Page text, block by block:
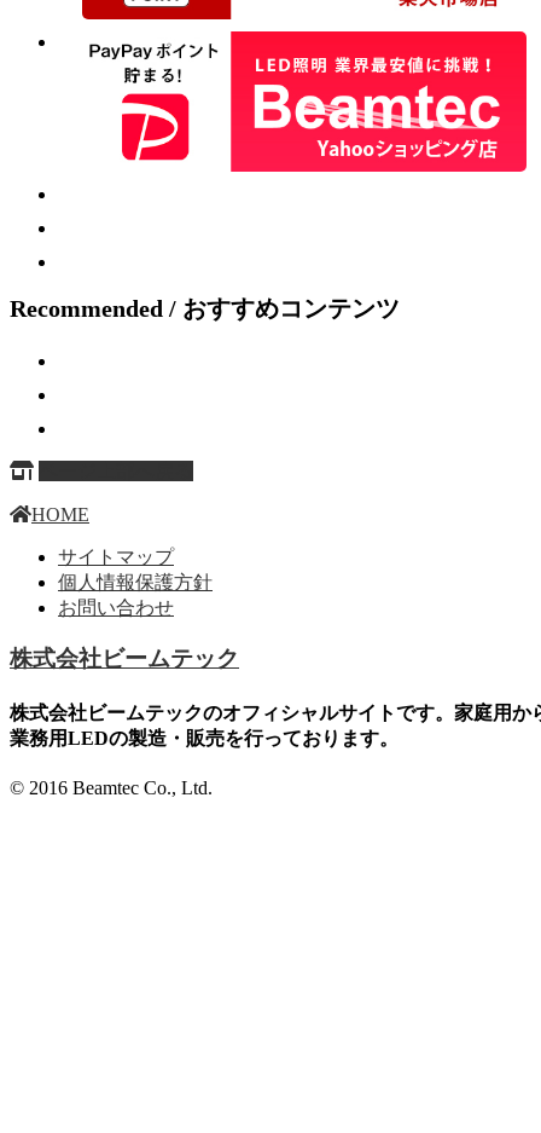
Recommended / おすすめコンテンツ
HOME
サイトマップ
個人情報保護方針
お問い合わせ
株式会社ビームテック
株式会社ビームテックのオフィシャルサイトです。家庭用か
業務用LEDの製造・販売を行っております。
© 2016 Beamtec Co., Ltd.